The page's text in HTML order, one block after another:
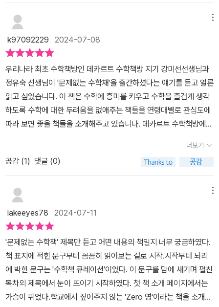
통해 제공 받아 직접 읽고 쓰는 진심이 담긴 서평입니다.🫶 ]#문제없
는수학책#서사원#수학책추천#수학책큐레이션#북스타그램#수학
교육
이번에 읽어본 도서 ‘문제 없는 수학책’에는 연령별로 읽기 좋은 수
학 도서를 추천하고 있어 아이의 흥미에 맞는 책을 제공하는데 도움
을 받았어요.미취학 아동들이 볼 수 있는 수학 그림책부터 초등 저학
년, 중학년, 고학년 단계로 수학책을 소개하고 중등부터 성인까지 읽
기 좋은 수학책과 학무보나 교사인 학습자의 위치에서 읽을 책까
지 세세하게 추천하고 있어요.익숙한 책들도 있고 처음 보는 책도 있
어서 아이와 보며 읽고 싶은 책 리스트를 만들기도 했답니다.제 아이
가 수학 이야기책을 좋아하는 이유에는 도서 ‘문제 없는 수학책’ 제목
에 답이 있답니다. ‘문제 없는’ 이 부분! 문제가 없기 때문이에요.이 책
에서 소개하는 책을 읽을 다른 아이들도 분명 문제가 없는 수학책
을 좋아하게 될 거예요.수학책이라고 해서 연산하는 법을 직관적으
로 설명해 놓았거나 지루하고 어려운 것이 아니라 이야기도 있고 게
데 ‘문제 없는 수학책’을 읽고 있자니 여기에서 소개하는 책들을 모
두 읽어보고 싶은 기분이 드네요.수학을 쉽고 재미있게 접하게 하
고 싶다면 문제 없는 수학책으로 시작해 보세요.
k97092229 2024-07-08
우리나라 최초 수학책방인 데카르트 수학책방 지기 강미선선생님과
정유숙 선생님이 '문제없는 수학채'을 출간하셨다는 얘기를 듣고 얼른
읽고 싶었습니다. 이 책은 수학에 흥미를 키우고 수학을 즐겁게 생각
하도록 수학에 대한 두려움을 없애주는 책들을 연령대별로 관심도에
따라 보면 좋을 책들을 소개해주고 있습니다. 데카르트 수학책방에서
친해지기(미취학~초등저학년.중학년.고학년)part2 수학의 세계로
빠져들기(중등~성인)part3 수학의 세계로 인도하기(학부모-교사)
이렇게 크게 나누어져 있습니다.part1에선 미취학, 초등저학년.중학
년.고학년이 연령대별로 수학과 친해지는데 도움이 되는 책들을 각
영역별인 수.도형.측정.논리.수학사등 여러 부분에 관계되어 있는 책
들을 소개해 줍니다. 제 아이는 현재 초등6학년이지만 저학년.중학년
에 소개된 책들이 매우 흥미로워 보여 권해주고 싶은 마음이 절로 들
어 책을 보며 책제목을 캡쳐해놓았습니다.신기한 숫자나무 책 소개
편을 보고 무릎을 탁 치며 오. 너무 좋은 책.이 나무와 가지들의 의미
를 아이가 재밌게 알아낼 수 있음 얼마나 좋을까란 생각도 들었습니
다. part1에 소개된 수학의 역사에 관련된 책들 또한 흥미로웠습니
더보기
공감 (1) 댓글 (0)
lakeeyes78 2024-07-11
'문제없는 수학책' 제목만 듣고 어떤 내용의 책일지 너무 궁금하였다.
책 표지에 적힌 문구부터 꼼꼼히 읽어보는 걸로 시작.시작부터 뇌리
에 박힌 문구는 '수학책 큐레이션'이었다. 이 문구를 맘에 새기며 펼친
목차의 제목에서 눈이 뜨이기 시작하였다. 첫 책 소개 페이지에서는
가슴이 뛰었다.학교에서 짚어주지 않는 'Zero 영'이라는 책을 소개해